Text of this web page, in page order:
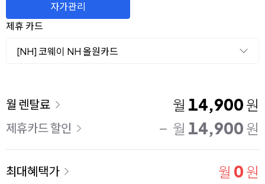
자가관리
제휴 카드
[NH] 코웨이 NH 올원카드
이용 요금
월 렌탈료 월 14,900 원
제휴카드 할인 월 14,900 원
최대혜택가 월 0 원